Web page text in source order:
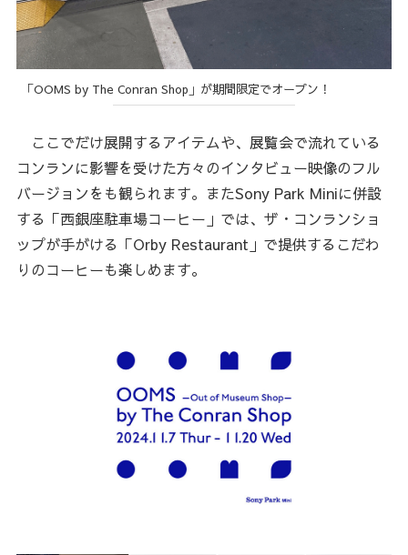
「OOMS by The Conran Shop」が期間限定でオープン！
ここでだけ展開するアイテムや、展覧会で流れている
コンランに影響を受けた方々のインタビュー映像のフル
バージョンをも観られます。またSony Park Miniに併設
する「西銀座駐車場コーヒー」では、ザ・コンランショ
ップが手がける「Orby Restaurant」で提供するこだわ
りのコーヒーも楽しめます。